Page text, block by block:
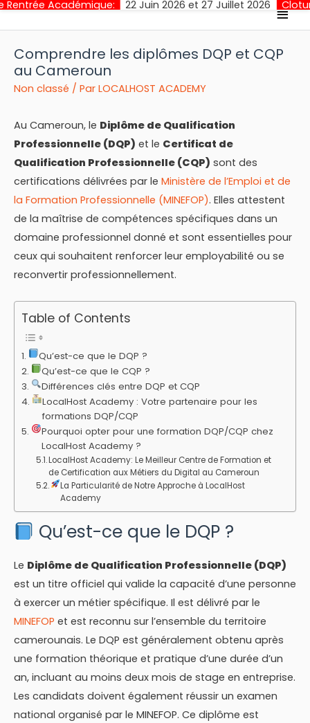
22 Juin 2026 et 27 Juillet 2026 Cloture des
Comprendre les diplômes DQP et CQP
au Cameroun
Non classé / Par LOCALHOST ACADEMY
Au Cameroun, le Diplôme de Qualification
Professionnelle (DQP) et le Certificat de
Qualification Professionnelle (CQP) sont des
certifications délivrées par le Ministère de l’Emploi et de
la Formation Professionnelle (MINEFOP). Elles attestent
de la maîtrise de compétences spécifiques dans un
domaine professionnel donné et sont essentielles pour
ceux qui souhaitent renforcer leur employabilité ou se
reconvertir professionnellement.
Table of Contents
Qu’est-ce que le DQP ?
Qu’est-ce que le CQP ?
Différences clés entre DQP et CQP
LocalHost Academy : Votre partenaire pour les
formations DQP/CQP
Pourquoi opter pour une formation DQP/CQP chez
LocalHost Academy ?
LocalHost Academy: Le Meilleur Centre de Formation et
de Certification aux Métiers du Digital au Cameroun
La Particularité de Notre Approche à LocalHost
Academy
Qu’est-ce que le DQP ?
Le Diplôme de Qualification Professionnelle (DQP)
est un titre officiel qui valide la capacité d’une personne
à exercer un métier spécifique. Il est délivré par le
MINEFOP et est reconnu sur l’ensemble du territoire
camerounais. Le DQP est généralement obtenu après
une formation théorique et pratique d’une durée d’un
an, incluant au moins deux mois de stage en entreprise.
Les candidats doivent également réussir un examen
national organisé par le MINEFOP. Ce diplôme est